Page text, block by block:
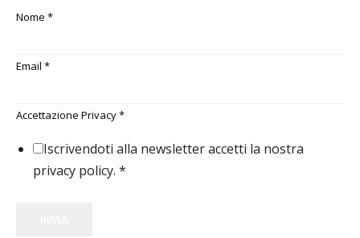
Nome *
Email *
Accettazione Privacy*
Iscrivendoti alla newsletter accetti la nostra
privacy policy. *